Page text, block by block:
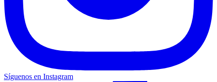
Síguenos en Instagram